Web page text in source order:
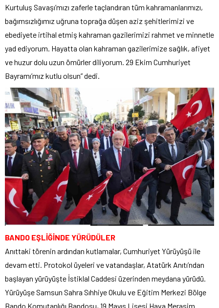
Kurtuluş Savaşı’mızı zaferle taçlandıran tüm kahramanlarımızı,
bağımsızlığımız uğruna toprağa düşen aziz şehitlerimizi ve
ebediyete irtihal etmiş kahraman gazilerimizi rahmet ve minnetle
yad ediyorum. Hayatta olan kahraman gazilerimize sağlık, afiyet
ve huzur dolu uzun ömürler diliyorum. 29 Ekim Cumhuriyet
Bayramı’mız kutlu olsun” dedi.
BANDO EŞLİĞİNDE YÜRÜDÜLER
Anıttaki törenin ardından kutlamalar, Cumhuriyet Yürüyüşü ile
devam etti. Protokol üyeleri ve vatandaşlar, Atatürk Anıtı’ndan
başlayan yürüyüşte İstiklal Caddesi üzerinden meydana yürüdü.
Yürüyüşe Samsun Sahra Sıhhiye Okulu ve Eğitim Merkezi Bölge
Bando Komutanlığı Bandosu, 19 Mayıs Lisesi Hava Merasim